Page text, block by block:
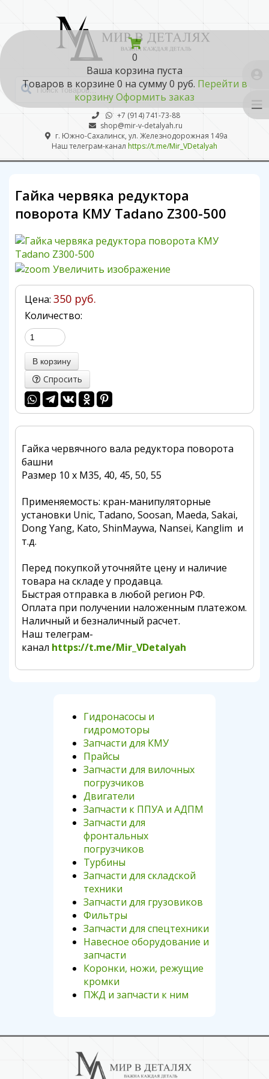
0
Ваша корзина пуста
Товаров в корзине 0 на сумму0 руб. Перейти в
корзинуОформить заказ
+7 (914) 741-73-88
shop@mir-v-detalyah.ru
г. Южно-Сахалинск, ул. Железнодорожная 149а
Наш телеграм-канал https://t.me/Mir_VDetalyah
Гайка червяка редуктора
поворота КМУ Tadano Z300-500
Увеличить изображение
Цена: 350 руб.
Количество:
Спросить
Гайка червячного вала редуктора поворота
башни
Размер 10 х М35, 40, 45, 50, 55
Применяемость: кран-манипуляторные
установки Unic, Tadano, Soosan, Maeda, Sakai,
Dong Yang, Kato, ShinMaywa, Nansei, Kanglim и
т.д.
Перед покупкой уточняйте цену и наличие
товара на складе у продавца.
Быстрая отправка в любой регион РФ.
Оплата при получении наложенным платежом.
Наличный и безналичный расчет.
Наш телеграм-
канал https://t.me/Mir_VDetalyah
Гидронасосы и
гидромоторы
Запчасти для КМУ
Прайсы
Запчасти для вилочных
погрузчиков
Двигатели
Запчасти к ППУА и АДПМ
Запчасти для
фронтальных
погрузчиков
Турбины
Запчасти для складской
техники
Запчасти для грузовиков
Фильтры
Запчасти для спецтехники
Навесное оборудование и
запчасти
Коронки, ножи, режущие
кромки
ПЖД и запчасти к ним